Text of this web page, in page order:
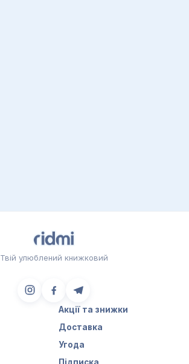
Твій улюблений книжковий
Акції та знижки
Доставка
Угода